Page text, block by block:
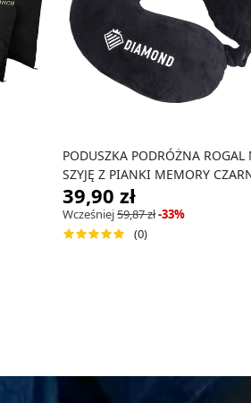
PODUSZKA PODRÓŻNA ROGAL
SZYJĘ Z PIANKI MEMORY
39,90 zł
Wcześniej59,87 zł-33%
(0)